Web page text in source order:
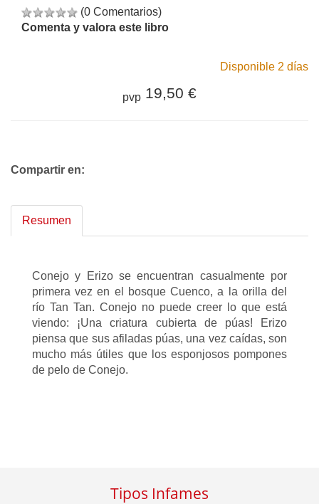
(0 Comentarios)
Comenta y valora este libro
Disponible 2 días
pvp 19,50 €
Compartir en:
Resumen
Conejo y Erizo se encuentran casualmente por
primera vez en el bosque Cuenco, a la orilla del
río Tan Tan. Conejo no puede creer lo que está
viendo: ¡Una criatura cubierta de púas! Erizo
piensa que sus afiladas púas, una vez caídas, son
mucho más útiles que los esponjosos pompones
de pelo de Conejo.
Tipos Infames